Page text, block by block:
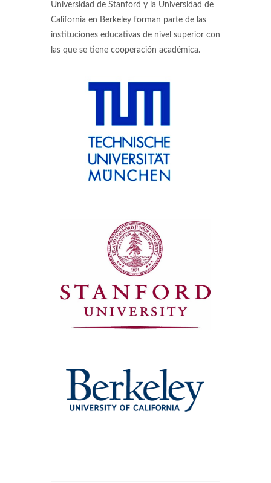
Universidad de Stanford y la Universidad de
California en Berkeley forman parte de las
instituciones educativas de nivel superior con
las que se tiene cooperación académica.